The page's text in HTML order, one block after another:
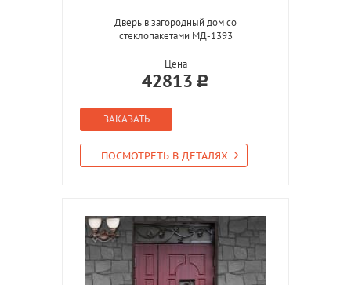
Дверь в загородный дом со
стеклопакетами МД-1393
Цена
42813
ЗАКАЗАТЬ
ПОСМОТРЕТЬ В ДЕТАЛЯХ